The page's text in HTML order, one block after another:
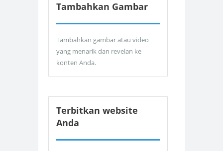
Tambahkan Gambar
Tambahkan gambar atau video
yang menarik dan revelan ke
konten Anda.
Terbitkan website
Anda